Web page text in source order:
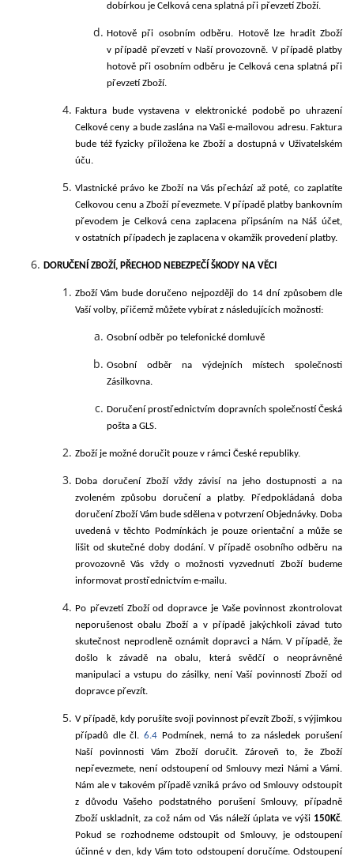
dobírkou je Celková cena splatná při převzetí Zboží.
Hotově při osobním odběru. Hotově lze hradit Zboží
v případě převzetí v Naší provozovně. V případě platby
hotově při osobním odběru je Celková cena splatná při
převzetí Zboží.
Faktura bude vystavena v elektronické podobě po uhrazení
Celkové ceny a bude zaslána na Vaši e-mailovou adresu. Faktura
bude též fyzicky přiložena ke Zboží a dostupná v Uživatelském
úču.
Vlastnické právo ke Zboží na Vás přechází až poté, co zaplatíte
Celkovou cenu a Zboží převezmete. V případě platby bankovním
převodem je Celková cena zaplacena připsáním na Náš účet,
v ostatních případech je zaplacena v okamžik provedení platby.
DORUČENÍ ZBOŽÍ, PŘECHOD NEBEZPEČÍ ŠKODY NA VĚCI
Zboží Vám bude doručeno nejpozději do 14 dní způsobem dle
Vaší volby, přičemž můžete vybírat z následujících možností:
Osobní odběr po telefonické domluvě
Osobní odběr na výdejních místech společnosti
Zásilkovna.
Doručení prostřednictvím dopravních společností Česká
pošta a GLS.
Zboží je možné doručit pouze v rámci České republiky.
Doba doručení Zboží vždy závisí na jeho dostupnosti a na
zvoleném způsobu doručení a platby. Předpokládaná doba
doručení Zboží Vám bude sdělena v potvrzení Objednávky. Doba
uvedená v těchto Podmínkách je pouze orientační a může se
lišit od skutečné doby dodání. V případě osobního odběru na
provozovně Vás vždy o možnosti vyzvednutí Zboží budeme
informovat prostřednictvím e-mailu.
Po převzetí Zboží od dopravce je Vaše povinnost zkontrolovat
neporušenost obalu Zboží a v případě jakýchkoli závad tuto
skutečnost neprodleně oznámit dopravci a Nám. V případě, že
došlo k závadě na obalu, která svědčí o neoprávněné
manipulaci a vstupu do zásilky, není Vaší povinností Zboží od
dopravce převzít.
V případě, kdy porušíte svoji povinnost převzít Zboží, s výjimkou
případů dle čl. 6.4 Podmínek, nemá to za následek porušení
Naší povinnosti Vám Zboží doručit. Zároveň to, že Zboží
nepřevezmete, není odstoupení od Smlouvy mezi Námi a Vámi.
Nám ale v takovém případě vzniká právo od Smlouvy odstoupit
z důvodu Vašeho podstatného porušení Smlouvy, případně
Zboží uskladnit, za což nám od Vás náleží úplata ve výši 150Kč.
Pokud se rozhodneme odstoupit od Smlouvy, je odstoupení
účinné v den, kdy Vám toto odstoupení doručíme. Odstoupení